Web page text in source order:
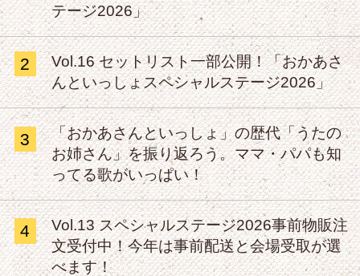
テージ2026」
2
Vol.16 セットリスト一部公開！「おかあさ
んといっしょスペシャルステージ2026」
3
「おかあさんといっしょ」の歴代「うたの
お姉さん」を振り返ろう。ママ・パパも知
ってる歌がいっぱい！
4
Vol.13 スペシャルステージ2026事前物販注
文受付中！今年は事前配送と会場受取が選
べます！